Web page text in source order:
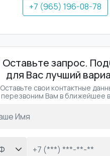
+7 (965) 196-08-78
Оставьте запрос.
для Вас лучший
Оставьте свои контактные
перезвоним Вам в ближейшее